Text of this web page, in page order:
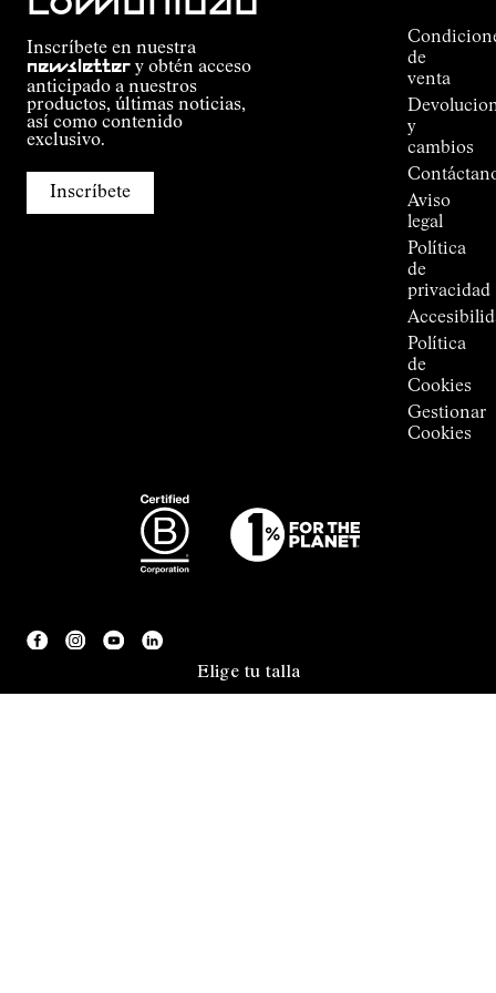
Elige tu talla
Inscríbete en nuestra
newsletter y obtén acceso
anticipado a nuestros
productos, últimas noticias,
así como contenido
exclusivo.
Inscríbete
de
venta
y
cambios
Aviso
legal
Política
de
privacidad
Política
de
Cookies
Gestionar
Cookies